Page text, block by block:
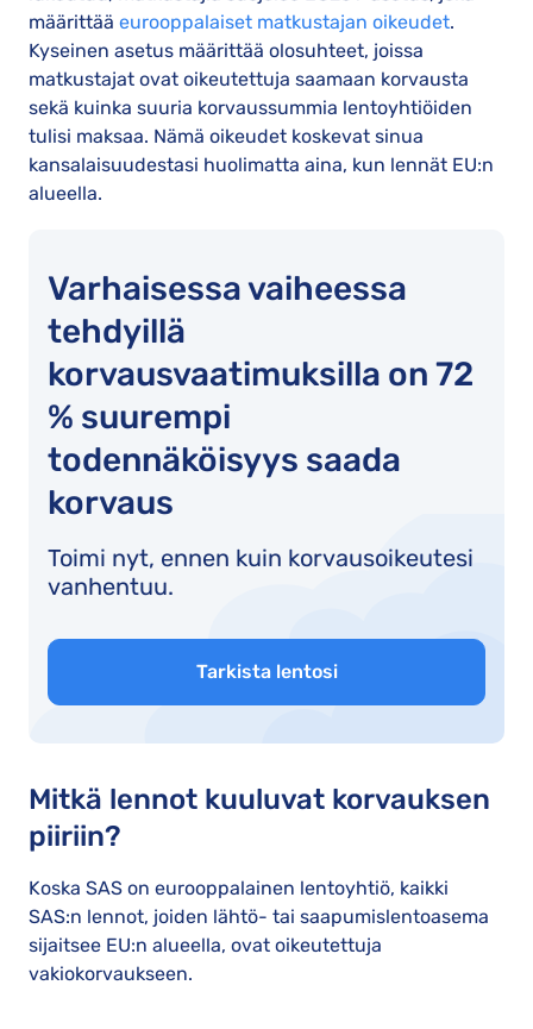
määrittää eurooppalaiset matkustajan oikeudet.
Kyseinen asetus määrittää olosuhteet, joissa
matkustajat ovat oikeutettuja saamaan korvausta
sekä kuinka suuria korvaussummia lentoyhtiöiden
tulisi maksaa. Nämä oikeudet koskevat sinua
kansalaisuudestasi huolimatta aina, kun lennät EU:n
alueella.
Varhaisessa vaiheessa
tehdyillä
korvausvaatimuksilla on 72
% suurempi
todennäköisyys saada
korvaus
Toimi nyt, ennen kuin korvausoikeutesi
vanhentuu.
Tarkista lentosi
Mitkä lennot kuuluvat korvauksen
piiriin?
Koska SAS on eurooppalainen lentoyhtiö, kaikki
SAS:n lennot, joiden lähtö- tai saapumislentoasema
sijaitsee EU:n alueella, ovat oikeutettuja
vakiokorvaukseen.